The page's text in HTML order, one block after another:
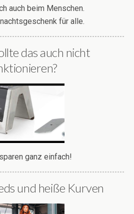
auch beim Menschen.
für alle.
das auch nicht
ganz einfach!
und heiße Kurven